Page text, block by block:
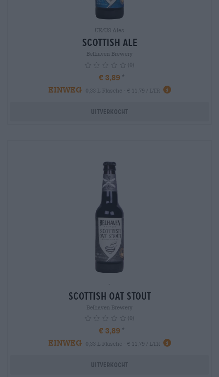
UK/US Ales
Scottish Ale
Belhaven Brewery
(0)
€ 3,89
EINWEG
0,33 L Flasche - € 11,79 / LTR info
Uitverkocht
-
Scottish Oat Stout
Belhaven Brewery
(0)
€ 3,89
EINWEG
0,33 L Flasche - € 11,79 / LTR info
Uitverkocht